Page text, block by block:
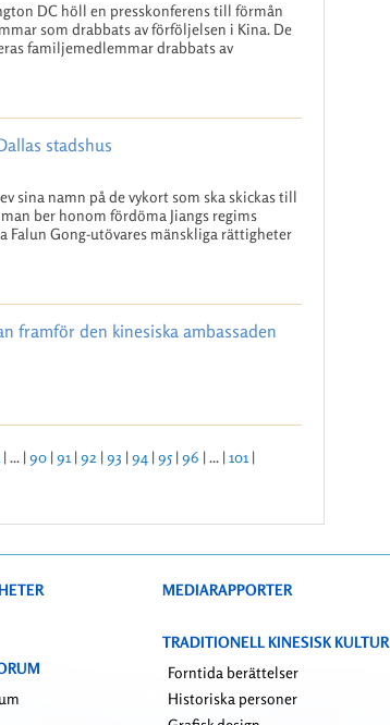
DC höll en presskonferens till förmån
som drabbats av förföljelsen i Kina. De
familjemedlemmar drabbats av
stadshus
sina namn på de vykort som ska skickas till
ber honom fördöma Jiangs regims
Falun Gong-utövares mänskliga rättigheter
framför den kinesiska ambassaden
| ... |90|91 |92 |93 |94 |95|96 | ... |101 |
MEDIARAPPORTER
TRADITIONELL KINESISK KULTUR
Forntida berättelser
Historiska personer